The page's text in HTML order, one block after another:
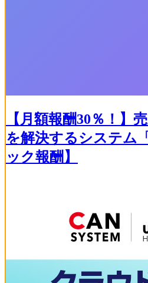
【月額報酬30％！】
を解決するシステム
ック報酬】